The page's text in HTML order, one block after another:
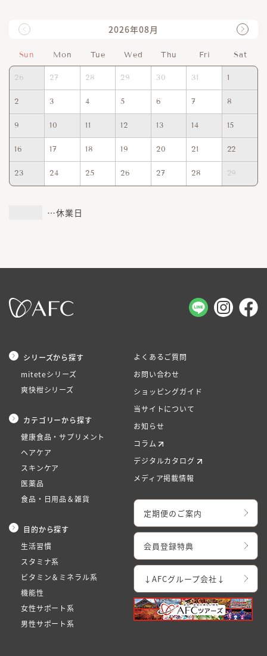
2026年08月
Sun Mon Tue Wed Thu Fri Sat
26 27 28 29 30 31 1
2 3 4 5 6 7 8
9 10 11 12 13 14 15
16 17 18 19 20 21 22
23 24 25 26 27 28 29
…休業日
シリーズから探す
miteteシリーズ
爽快柑シリーズ
カテゴリーから探す
健康食品・サプリメント
ヘアケア
スキンケア
医薬品
食品・日用品＆雑貨
目的から探す
生活習慣
スタミナ系
ビタミン＆ミネラル系
機能性
女性サポート系
男性サポート系
よくあるご質問
お問い合わせ
ショッピングガイド
当サイトについて
お知らせ
コラム
デジタルカタログ
メディア掲載情報
定期便のご案内
会員登録特典
↓AFCグループ会社↓